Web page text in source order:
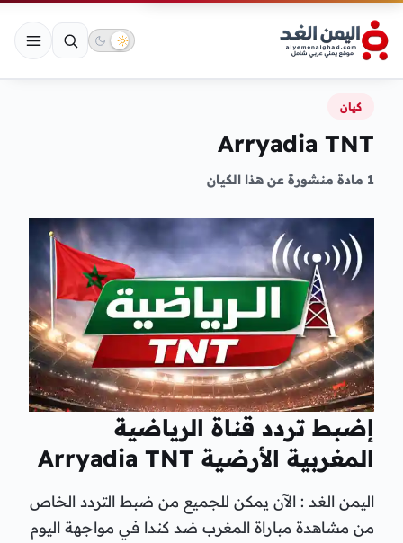
كيان
Arryadia TNT
1 مادة منشورة عن هذا الكيان
إضبط تردد قناة الرياضية
المغربية الأرضية Arryadia TNT
اليمن الغد : الآن يمكن للجميع من ضبط التردد الخاص
من مشاهدة مباراة المغرب ضد كندا في مواجهة اليوم